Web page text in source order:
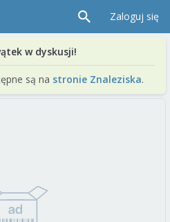
Zaloguj się
w dyskusji!
są na stronie Znaleziska.